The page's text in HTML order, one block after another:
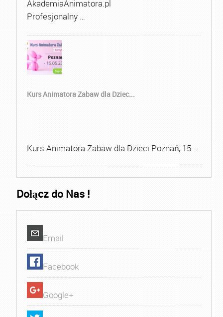
AkademiaAnimatora.pl
Profesjonalny …
Kurs Animatora Zabaw dla Dziec...
Kurs Animatora Zabaw dla Dzieci Poznań, 15 …
Dołącz do Nas !
Email
Facebook
Google+